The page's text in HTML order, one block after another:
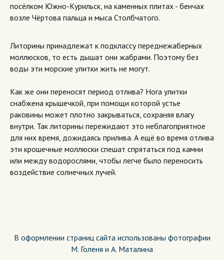
посёлком Южно-Курильск, на каменных плитах - бенчах
возле Чёртова пальца и мыса Столбчатого.
Литорины принадлежат к подклассу переднежаберных
моллюсков, то есть дышат они жабрами. Поэтому без
воды эти морские улитки жить не могут.
Как же они переносят период отлива? Нога улитки
снабжена крышечкой, при помощи которой устье
раковины может плотно закрываться, сохраняя влагу
внутри. Так литорины пережидают это неблагоприятное
для них время, дожидаясь прилива. А ещё во время отлива
эти крошечные моллюски спешат спрятаться под камни
или между водорослями, чтобы легче было переносить
воздействие солнечных лучей.
В оформлении страниц сайта использованы фотографии
М. Голеня и А. Маталина